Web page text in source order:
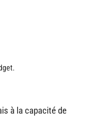
à la capacité de